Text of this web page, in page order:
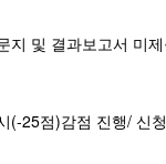
지 및 결과보고서 미
(-25점)감점 진행/ 신